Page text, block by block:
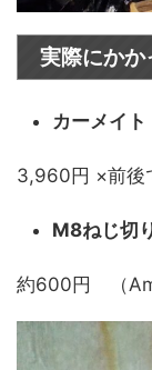
実際にかか
カーメイ
3,960円 ×前後
M8ねじ切
約600円 （